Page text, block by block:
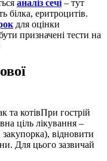
аналіз сечі – тут
білка, еритроцитів.
для оцінки
призначені тести на
При гострій
ціль лікування –
відновити
Для цього зазвичай